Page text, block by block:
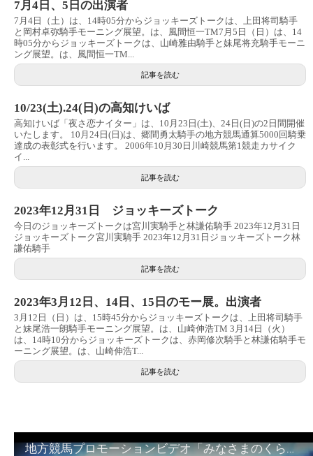
7月4日、5日の出演者
7月4日（土）は、14時05分からジョッキーズトークは、上田将司騎手
と岡村卓弥騎手モーニング展望。は、風間恒一TM7月5日（日）は、14
時05分からジョッキーズトークは、山崎雅由騎手と妹尾将充騎手モーニ
ング展望。は、風間恒一TM...
記事を読む
10/23(土).24(日)の高知けいば
高知けいば「夜さ恋ナイター」は、10月23日(土)、24日(日)の2日間開催
いたします。 10月24日(日)は、郷間勇太騎手の地方競馬通算5000回騎乗
達成の表彰式を行います。 2006年10月30日川崎競馬第1競走カサイク
イ...
記事を読む
2023年12月31日 ジョッキーズトーク
今日のジョッキーズトークは宮川実騎手と林謙佑騎手 2023年12月31日
ジョッキーズトーク宮川実騎手 2023年12月31日ジョッキーズトーク林
謙佑騎手
記事を読む
2023年3月12日、14日、15日のモー展。出演者
3月12日（日）は、15時45分からジョッキーズトークは、上田将司騎手
と妹尾浩一朗騎手モーニング展望。は、山崎伸浩TM 3月14日（火）
は、14時10分からジョッキーズトークは、赤岡修次騎手と林謙佑騎手モ
ーニング展望。は、山崎伸浩T...
記事を読む
地方競馬プロモーションビデオ「みなさまのくらしのために」30秒篇｜NAR公式